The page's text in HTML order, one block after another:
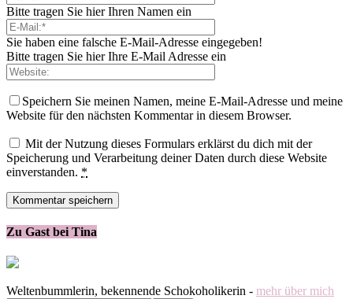
Bitte tragen Sie hier Ihren Namen ein
Sie haben eine falsche E-Mail-Adresse eingegeben!
Bitte tragen Sie hier Ihre E-Mail Adresse ein
Speichern Sie meinen Namen, meine E-Mail-Adresse und meine
Website für den nächsten Kommentar in diesem Browser.
Mit der Nutzung dieses Formulars erklärst du dich mit der
Speicherung und Verarbeitung deiner Daten durch diese Website
einverstanden. *
Zu Gast bei Tina
Weltenbummlerin, bekennende Schokoholikerin - mehr über mich